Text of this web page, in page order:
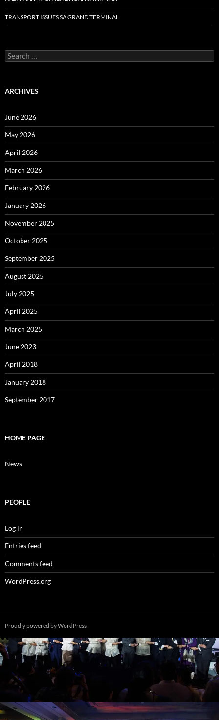
TRANSPORT ISSUES SA GRAND TERMINAL
Search
for:
ARCHIVES
June 2026
May 2026
April 2026
March 2026
February 2026
January 2026
November 2025
October 2025
September 2025
August 2025
July 2025
April 2025
March 2025
June 2023
April 2018
January 2018
September 2017
HOME PAGE
News
PEOPLE
Log in
Entries feed
Comments feed
WordPress.org
Proudly powered by WordPress